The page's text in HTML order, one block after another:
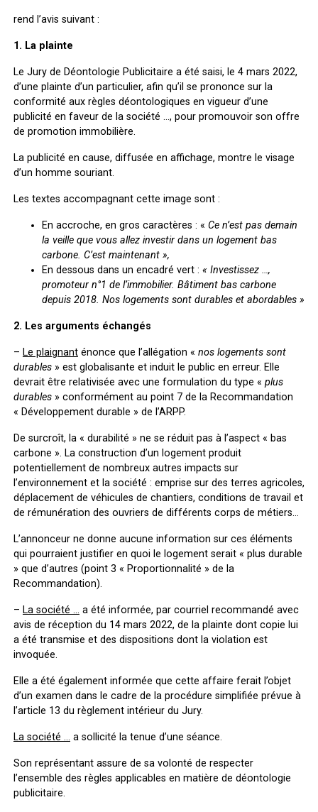
rend l’avis suivant :
1. La plainte
Le Jury de Déontologie Publicitaire a été saisi, le 4 mars 2022,
d’une plainte d’un particulier, afin qu’il se prononce sur la
conformité aux règles déontologiques en vigueur d’une
publicité en faveur de la société …, pour promouvoir son offre
de promotion immobilière.
La publicité en cause, diffusée en affichage, montre le visage
d’un homme souriant.
Les textes accompagnant cette image sont :
En accroche, en gros caractères : « Ce n’est pas demain
la veille que vous allez investir dans un logement bas
carbone. C’est maintenant »,
En dessous dans un encadré vert : « Investissez …,
promoteur n°1 de l’immobilier. Bâtiment bas carbone
depuis 2018. Nos logements sont durables et abordables »
2. Les arguments échangés
– Le plaignanténonce que l’allégation « nos logements sont
durables» est globalisante et induit le public en erreur. Elle
devrait être relativisée avec une formulation du type « plus
durables» conformément au point 7 de la Recommandation
« Développement durable » de l’ARPP.
De surcroît, la « durabilité » ne se réduit pas à l’aspect « bas
carbone ». La construction d’un logement produit
potentiellement de nombreux autres impacts sur
l’environnement et la société : emprise sur des terres agricoles,
déplacement de véhicules de chantiers, conditions de travail et
de rémunération des ouvriers de différents corps de métiers…
L’annonceur ne donne aucune information sur ces éléments
qui pourraient justifier en quoi le logement serait « plus durable
» que d’autres (point 3 « Proportionnalité » de la
Recommandation).
– La société … a été informée, par courriel recommandé avec
avis de réception du 14 mars 2022, de la plainte dont copie lui
a été transmise et des dispositions dont la violation est
invoquée.
Elle a été également informée que cette affaire ferait l’objet
d’un examen dans le cadre de la procédure simplifiée prévue à
l’article 13 du règlement intérieur du Jury.
La société … a sollicité la tenue d’une séance.
Son représentant assure de sa volonté de respecter
l’ensemble des règles applicables en matière de déontologie
publicitaire.